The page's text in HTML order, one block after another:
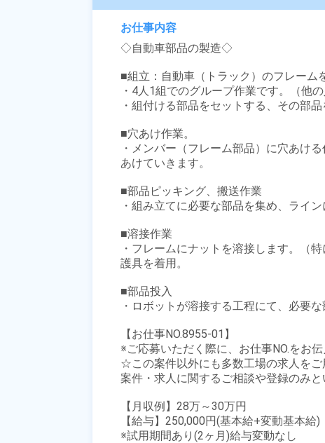
お仕事内容
◇自動車部品の製造◇
■組立：自動車（トラック）のフレーム
・4人1組でのグループ作業です。（他
・組付ける部品をセットする、その部品
■穴あけ作業。
・メンバー（フレーム部品）に穴あけ
あけていきます。
■部品ピッキング、搬送作業
・組み立てに必要な部品を集め、ライン
■溶接作業
・フレームにナットを溶接します。（
護具を着用。
■部品投入
・ロボットが溶接する工程にて、必要
【お仕事NO.8955-01】
※ご応募いただく際に、お仕事NO.をお伝
☆この案件以外にも多数工場の求人を
案件・求人に関するご相談や登録のみ
【月収例】28万～30万円
【給与】250,000円(基本給+変動基本給)
※試用期間あり(2ヶ月)給与変動なし